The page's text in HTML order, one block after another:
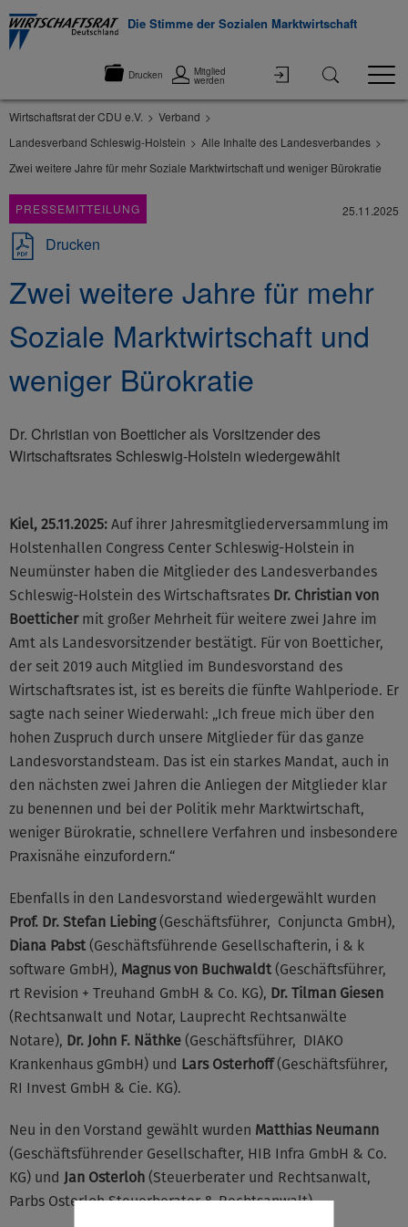
Die Stimme der Sozialen Marktwirtschaft
Drucken Mitglied
werden
Wirtschaftsrat der CDU e.V.
Verband
Landesverband Schleswig-Holstein
Alle Inhalte des Landesverbandes
Zwei weitere Jahre für mehr Soziale Marktwirtschaft und weniger Bürokratie
PRESSEMITTEILUNG 25.11.2025
Drucken
Zwei weitere Jahre für mehr
Soziale Marktwirtschaft und
weniger Bürokratie
Dr. Christian von Boetticher als Vorsitzender des
Wirtschaftsrates Schleswig-Holstein wiedergewählt
Kiel, 25.11.2025: Auf ihrer Jahresmitgliederversammlung im
Holstenhallen Congress Center Schleswig-Holstein in
Neumünster haben die Mitglieder des Landesverbandes
Schleswig-Holstein des Wirtschaftsrates Dr. Christian von
Boettichermit großer Mehrheit für weitere zwei Jahre im
Amt als Landesvorsitzender bestätigt. Für von Boetticher,
der seit 2019 auch Mitglied im Bundesvorstand des
Wirtschaftsrates ist, ist es bereits die fünfte Wahlperiode. Er
sagte nach seiner Wiederwahl: „Ich freue mich über den
hohen Zuspruch durch unsere Mitglieder für das ganze
Landesvorstandsteam. Das ist ein starkes Mandat, auch in
den nächsten zwei Jahren die Anliegen der Mitglieder klar
zu benennen und bei der Politik mehr Marktwirtschaft,
weniger Bürokratie, schnellere Verfahren und insbesondere
Praxisnähe einzufordern.“
Ebenfalls in den Landesvorstand wiedergewählt wurden
Prof. Dr. Stefan Liebing(Geschäftsführer, Conjuncta GmbH),
Diana Pabst (Geschäftsführende Gesellschafterin, i & k
software GmbH), Magnus von Buchwaldt (Geschäftsführer,
rt Revision + Treuhand GmbH & Co. KG), Dr. Tilman Giesen
(Rechtsanwalt und Notar, Lauprecht Rechtsanwälte
Notare), Dr. John F. Näthke (Geschäftsführer, DIAKO
Krankenhaus gGmbH) und Lars Osterhoff(Geschäftsführer,
RI Invest GmbH & Cie. KG).
Neu in den Vorstand gewählt wurden Matthias Neumann
(Geschäftsführender Gesellschafter, HIB Infra GmbH & Co.
KG) und Jan Osterloh (Steuerberater und Rechtsanwalt,
Parbs Osterloh Steuerberater & Rechtsanwalt).